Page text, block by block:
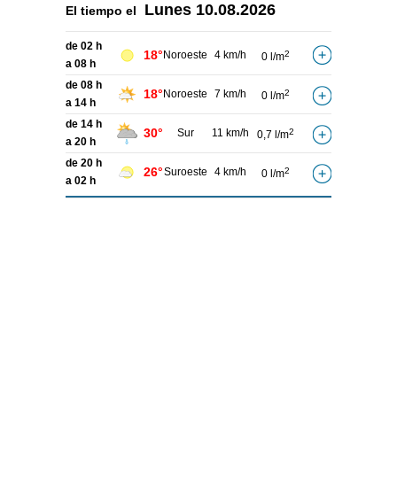
El tiempo el Lunes 10.08.2026
de 02 h
a 08 h
18° Noroeste 4 km/h 0 l/m2
de 08 h
a 14 h
18° Noroeste 7 km/h 0 l/m2
de 14 h
a 20 h
30° Sur 11 km/h 0,7 l/m2
de 20 h
a 02 h
26°Suroeste 4 km/h 0 l/m2